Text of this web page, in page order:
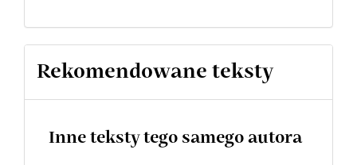
Rekomendowane teksty
Inne teksty tego samego autora